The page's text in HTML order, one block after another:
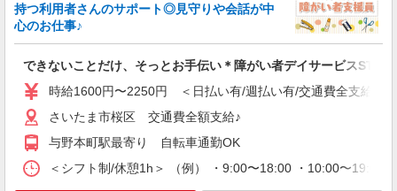
30,000円 ・役職手当：10,000〜70,000円 ・処遇改
善手当：20,000〜60,000円（勤続年数、保有資格
により変動） ・固定残業手当：20,000円（10時
間） ※固定残業時間を超過する場合には超過勤務
手当として別途支給 下記資格をお持ちの方歓迎 ・
認知症介護基礎研修 ・初任者研修 ・実務者研修
西浦和
職業紹介
株式会社kotrio /●SW-S-2158389
NEW
でも月給24万円〜
【正社員】月給240,000〜400,000円 ・基本
給：200,000円〜220,000円 ・資格手当：10,000〜
持つ利用者さんのサポート◎見守りや会話が中
心のお仕事♪
できないことだけ、そっとお手伝い＊障がい者デイサービスSTAFF
時給1600円〜2250円 ＜日払い有/週払い有/交通費全支給(ガ
さいたま市桜区 交通費全額支給♪
与野本町駅最寄り 自転車通勤OK
＜シフト制/休憩1h＞ （例） ・9:00〜18:00 ・10:00〜19:00